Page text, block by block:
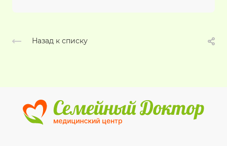
Назад к списку